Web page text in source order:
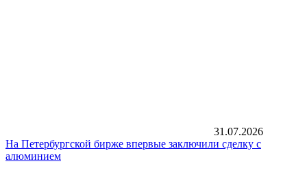
31.07.2026
На Петербургской бирже впервые заключили сделку с
алюминием